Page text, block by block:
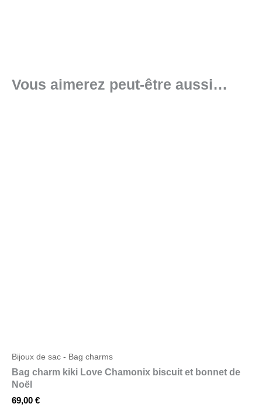
Vous aimerez peut-être aussi…
Bijoux de sac - Bag charms
Bag charm kiki Love Chamonix biscuit et bonnet de
Noël
69,00 €